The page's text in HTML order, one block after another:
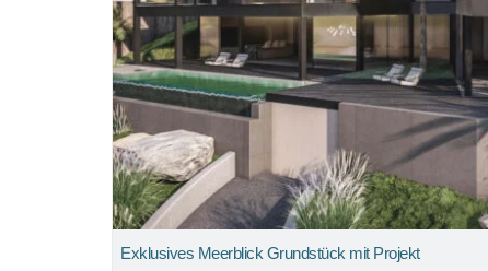
Exklusives Meerblick Grundstück mit Projekt